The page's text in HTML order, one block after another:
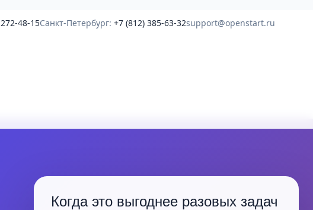
Когда это выгоднее разовых задач